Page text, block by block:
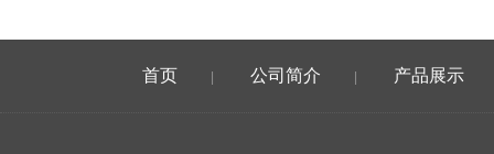
首页 公司简介 产品展示